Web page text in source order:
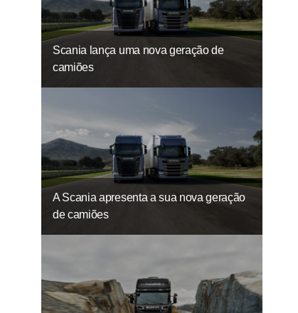
Scania lança uma nova geração de
camiões
A Scania apresenta a sua nova geração
de camiões